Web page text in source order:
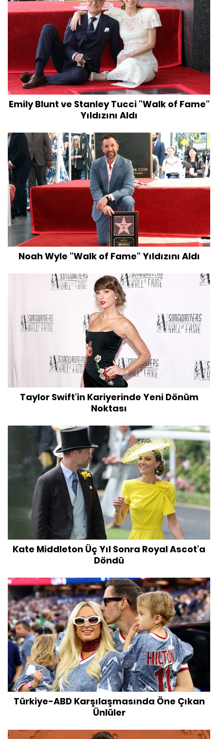
Emily Blunt ve Stanley Tucci "Walk of Fame"
Yıldızını Aldı
Noah Wyle "Walk of Fame" Yıldızını Aldı
Taylor Swift'in Kariyerinde Yeni Dönüm
Noktası
Kate Middleton Üç Yıl Sonra Royal Ascot'a
Döndü
Türkiye-ABD Karşılaşmasında Öne Çıkan
Ünlüler